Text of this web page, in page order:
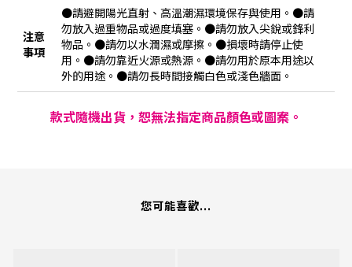
注意
事項
●請避開陽光直射、高溫潮濕環境保存與使用。●請
勿放入過重物品或過度填塞。●請勿放入尖銳或鋒利
物品。●請勿以水潤濕或摩擦。●損壞時請停止使
用。●請勿靠近火源或熱源。●請勿用於原本用途以
外的用途。●請勿長時間接觸白色或淺色牆面。
款式隨機出貨，恕無法指定商品顏色或圖案。
您可能喜歡...